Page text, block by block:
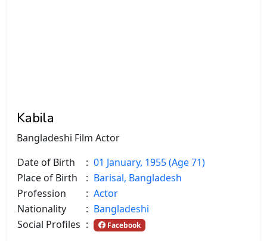
Kabila
Bangladeshi Film Actor
Date of Birth
: 01 January, 1955 (Age 71)
Place of Birth
: Barisal, Bangladesh
Profession
: Actor
Nationality
: Bangladeshi
Social Profiles : Facebook